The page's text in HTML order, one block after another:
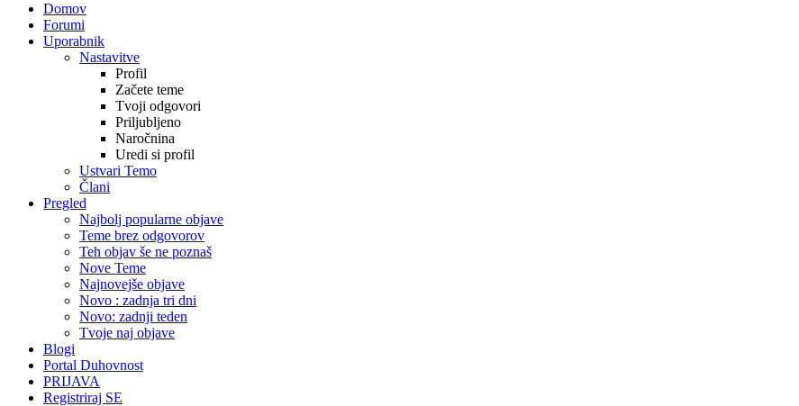
Domov
Forumi
Uporabnik
Nastavitve
Profil
Začete teme
Tvoji odgovori
Priljubljeno
Naročnina
Uredi si profil
Ustvari Temo
Člani
Pregled
Najbolj popularne objave
Teme brez odgovorov
Teh objav še ne poznaš
Nove Teme
Najnovejše objave
Novo : zadnja tri dni
Novo: zadnji teden
Tvoje naj objave
Blogi
Portal Duhovnost
PRIJAVA
Registriraj SE